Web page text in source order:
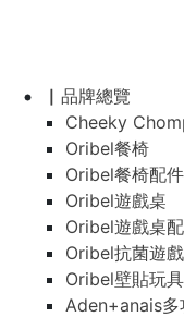
▏品牌總覽
Cheeky
Oribel餐椅
Oribel餐椅配件
Oribel遊戲桌
Oribel遊戲桌
Oribel抗菌遊
Oribel壁貼玩具
Aden+anais多